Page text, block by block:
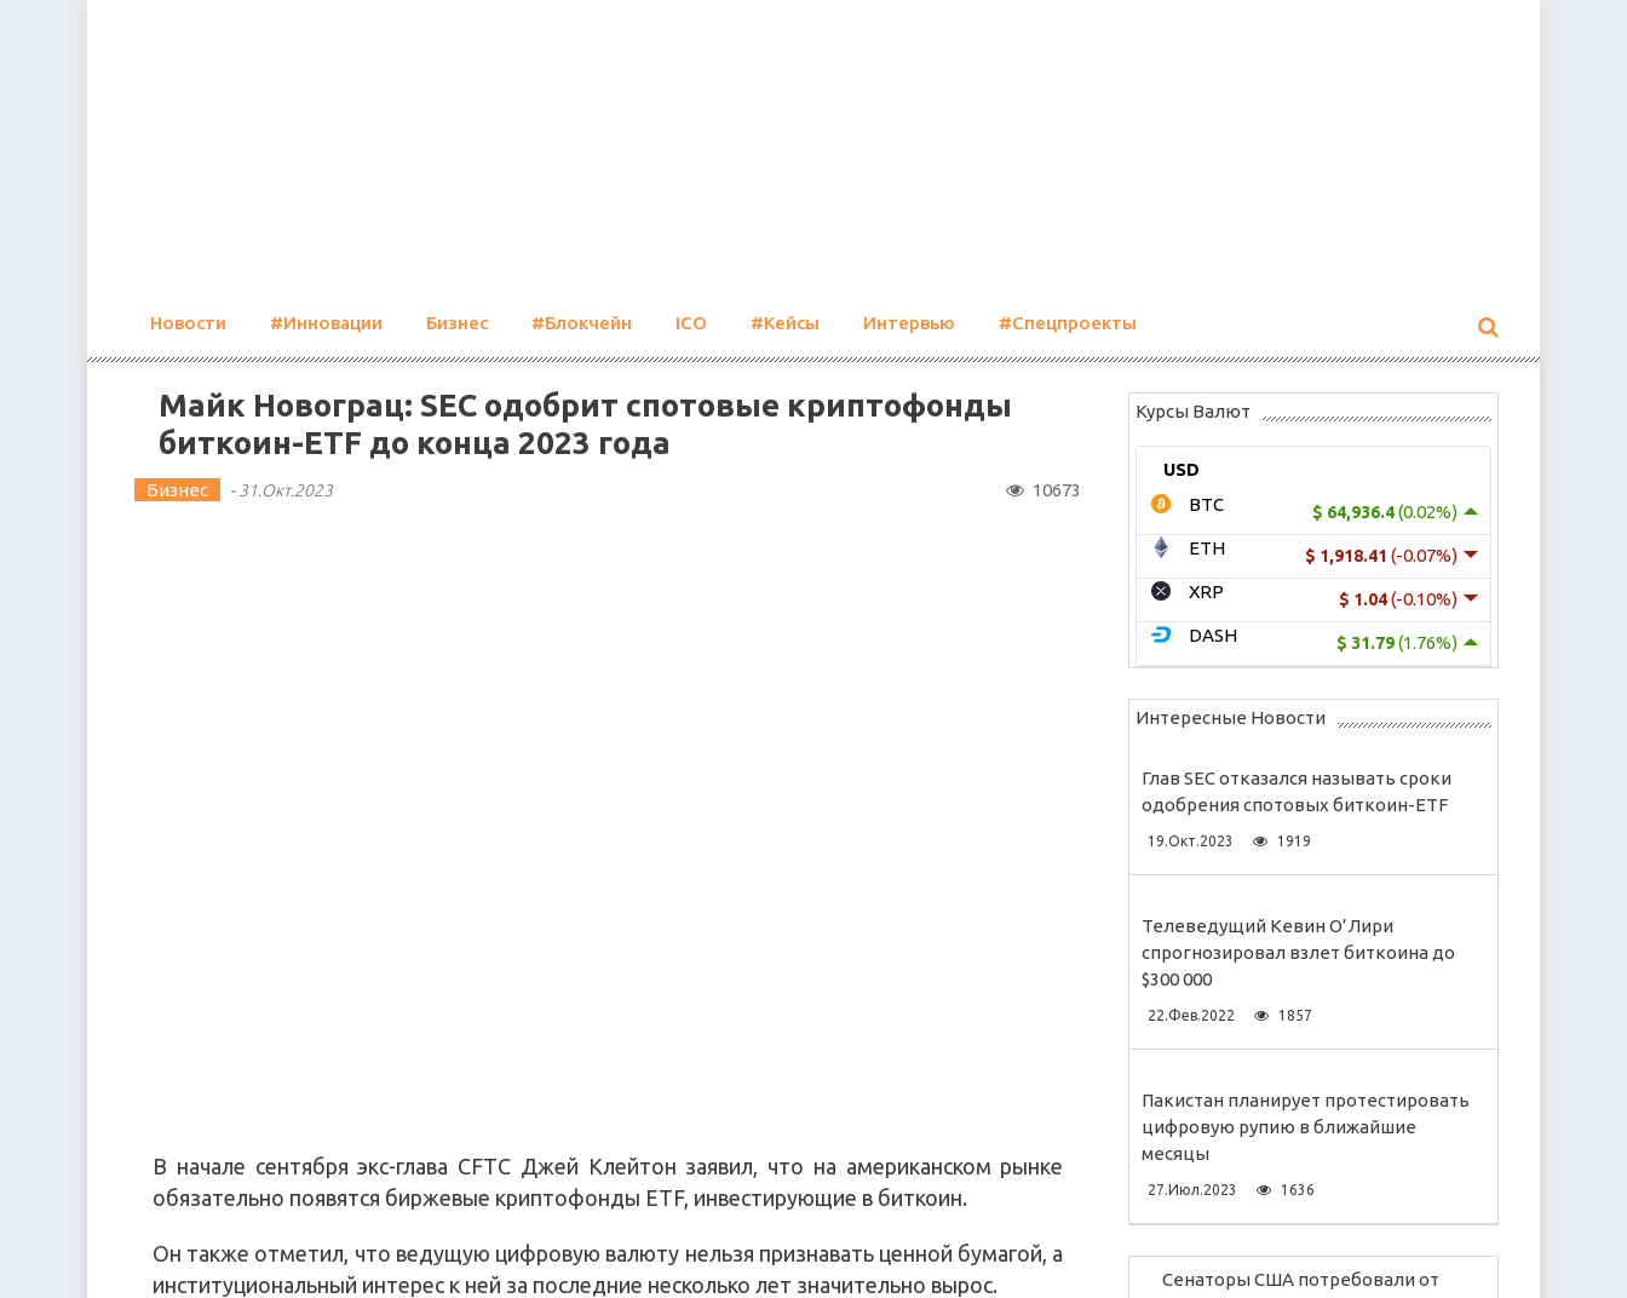
Новости #Инновации Бизнес #Блокчейн ICO #Кейсы Интервью #Спецпроекты
Майк Новограц: SEC одобрит спотовые криптофонды
биткоин-ETF до конца 2023 года
Бизнес -31.Окт.2023 10673
В начале сентября экс-глава CFTC Джей Клейтон заявил, что на американском рынке
обязательно появятся биржевые криптофонды ETF, инвестирующие в биткоин.
Он также отметил, что ведущую цифровую валюту нельзя признавать ценной бумагой, а
институциональный интерес к ней за последние несколько лет значительно вырос.
Курсы Валют
USD
$ 64,936.4(0.02%)
BTC
$ 1,918.41 (-0.07%)
ETH
$ 1.04(-0.10%)
XRP
$ 31.79(1.76%)
DASH
Интересные Новости
Глав SEC отказался называть сроки
одобрения спотовых биткоин-ETF
19.Окт.2023 1919
Телеведущий Кевин О’Лири
спрогнозировал взлет биткоина до
$300 000
22.Фев.2022 1857
Пакистан планирует протестировать
цифровую рупию в ближайшие
месяцы
27.Июл.2023 1636
Сенаторы США потребовали от